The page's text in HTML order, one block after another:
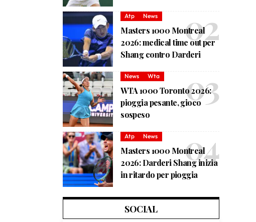
Atp News
Masters 1000 Montreal
2026: medical time out per
Shang contro Darderi
News Wta
WTA 1000 Toronto 2026:
pioggia pesante, gioco
sospeso
Atp News
Masters 1000 Montreal
2026: Darderi Shang inizia
in ritardo per pioggia
SOCIAL